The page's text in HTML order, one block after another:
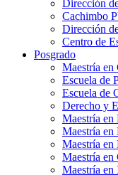
Dirección
Cachimbo
Dirección
Centro de
Posgrado
Maestría en
Escuela de
Escuela de
Derecho y
Maestría en
Maestría en
Maestría en
Maestría
Maestría